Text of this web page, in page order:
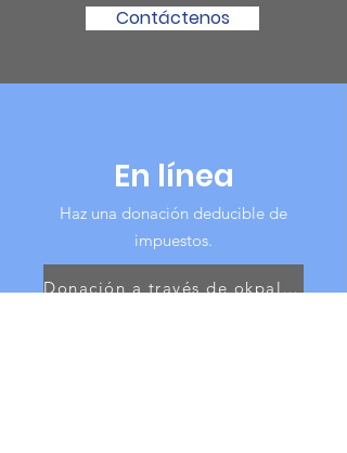
Contáctenos
En línea
Haz una donación deducible de
impuestos.
Donación a través de okpal kitty